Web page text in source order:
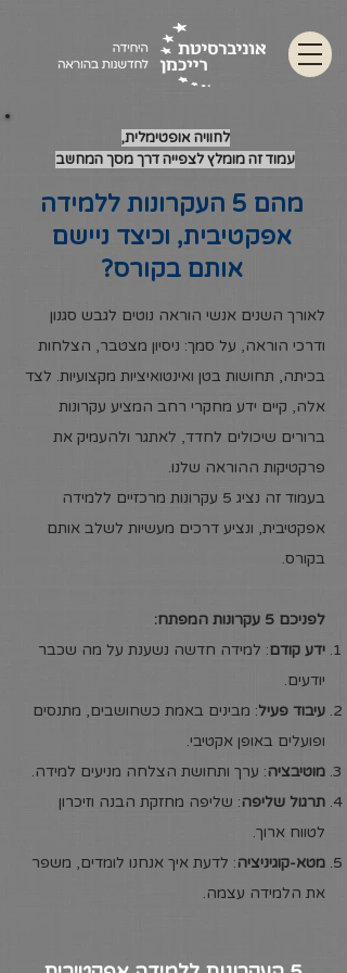
לחוויה אופטימלית,
עמוד זה מומלץ לצפייה דרך מסך המחשב
מהם 5 העקרונות ללמידה
אפקטיבית, וכיצד ניישם
אותם בקורס?
לאורך השנים אנשי הוראה נוטים לגבש סגנון
ודרכי הוראה, על סמך: ניסיון מצטבר, הצלחות
בכיתה, תחושות בטן ואינטואיציות מקצועיות. לצד
אלה, קיים ידע מחקרי רחב המציע עקרונות
ברורים שיכולים לחדד, לאתגר ולהעמיק את
פרקטיקות ההוראה שלנו.
בעמוד זה נציג 5 עקרונות מרכזיים ללמידה
אפקטיבית, ונציע דרכים מעשיות לשלב אותם
בקורס.
לפניכם 5 עקרונות המפתח:
ידע קודם: למידה חדשה נשענת על מה שכבר
יודעים.
עיבוד פעיל: מבינים באמת כשחושבים, מתנסים
ופועלים באופן אקטיבי.
מוטיבציה: ערך ותחושת הצלחה מניעים למידה.
תרגול שליפה: שליפה מחזקת הבנה וזיכרון
לטווח ארוך.
מטא-קוגיניציה: לדעת איך אנחנו לומדים, משפר
את הלמידה עצמה.